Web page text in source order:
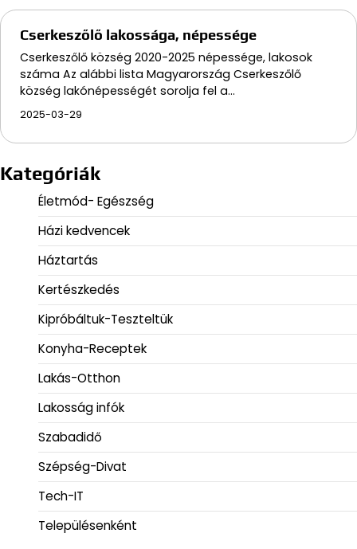
Cserkeszőlő lakossága, népessége
Cserkeszőlő község 2020-2025 népessége, lakosok
száma Az alábbi lista Magyarország Cserkeszőlő
község lakónépességét sorolja fel a…
2025-03-29
Kategóriák
Életmód- Egészség
Házi kedvencek
Háztartás
Kertészkedés
Kipróbáltuk-Teszteltük
Konyha-Receptek
Lakás-Otthon
Lakosság infók
Szabadidő
Szépség-Divat
Tech-IT
Településenként